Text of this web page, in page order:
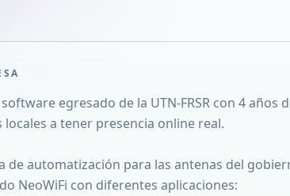
egresado de la UTN-FRSR con 4 años
locales a tener presencia online real.
de automatización para las antenas del
NeoWiFi con diferentes aplicaciones: